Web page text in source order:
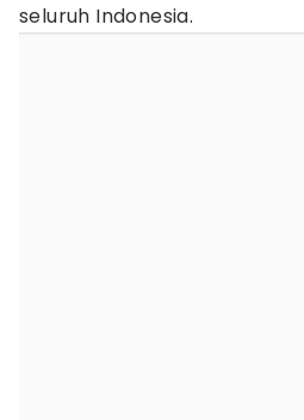
seluruh Indonesia.